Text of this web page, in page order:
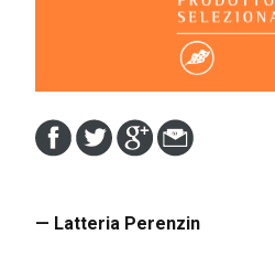
— Latteria Perenzin